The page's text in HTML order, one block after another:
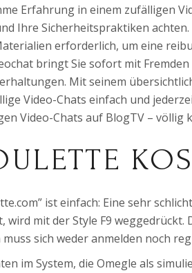
Erfahrung in einem zufälligen
Ihre Sicherheitspraktiken
erforderlich, um eine
bringt Sie sofort mit
Mit seinem
Video-Chats einfach und
Video-Chats auf BlogTV – völlig
ist einfach: Eine sehr
wird mit der Style F9
sich weder anmelden noch
im System, die Omegle als